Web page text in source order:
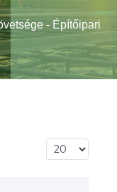
- Építőipari
Tételek #